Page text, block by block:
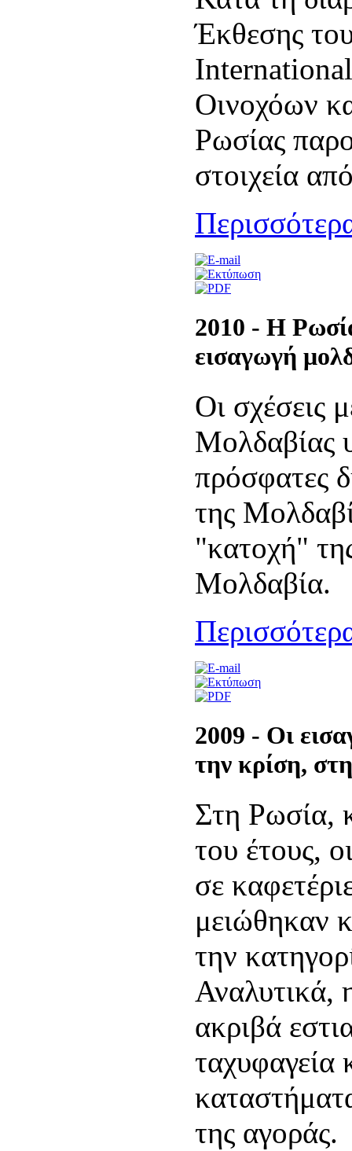
Έκθεσης
Οινοχόων
Ρωσίας
στοιχεία
2010 - Η
εισαγωγή
Οι σχέσεις
Μολδαβίας
πρόσφατες
της
"κατοχή"
Μολδαβία.
2009 - Οι
την κρίση,
Στη Ρωσία,
του έτους,
σε
μειώθηκαν
την
Αναλυτικά,
ακριβά
ταχυφαγεία
της αγοράς.